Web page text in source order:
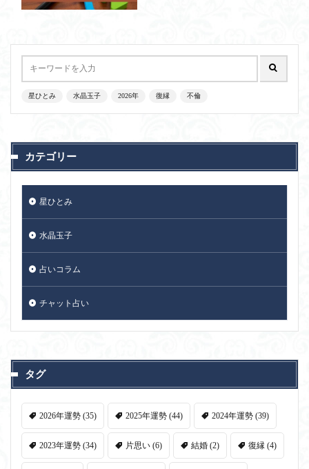
星ひとみ 水晶玉子 2026年 復縁 不倫
カテゴリー
星ひとみ
水晶玉子
占いコラム
チャット占い
タグ
2026年運勢 (35) 2025年運勢 (44) 2024年運勢 (39)
2023年運勢 (34) 片思い (6) 結婚 (2) 復縁 (4)